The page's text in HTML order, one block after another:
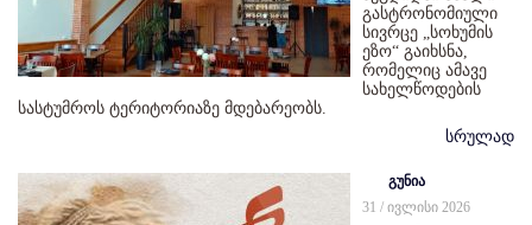
გასტრონომიული
სივრცე „სოხუმის
ეზო“ გაიხსნა,
რომელიც ამავე
სახელწოდების
სასტუმროს ტერიტორიაზე მდებარეობს.
სრულად
გუნია
31 / ივლისი 2026